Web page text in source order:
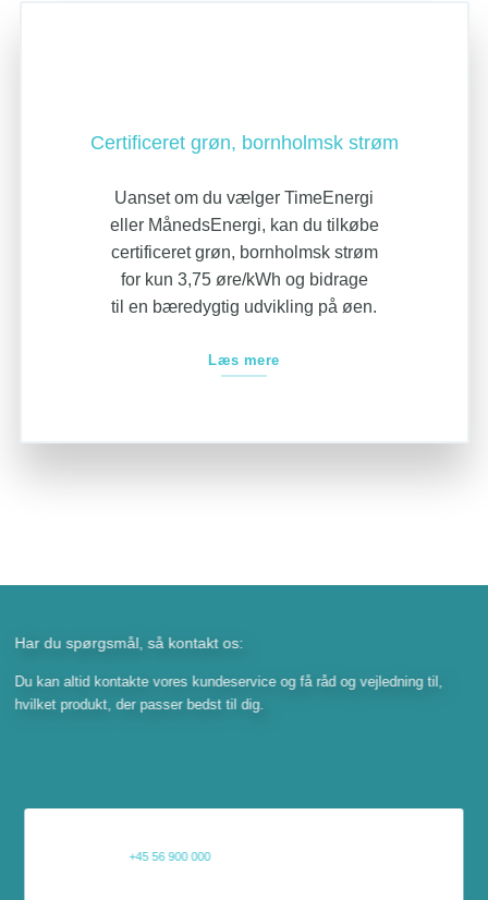
Certificeret grøn, bornholmsk strøm
Uanset om du vælger TimeEnergi
eller MånedsEnergi, kan du tilkøbe
certificeret grøn, bornholmsk strøm
for kun 3,75 øre/kWh og bidrage
til en bæredygtig udvikling på øen.
Læs mere
Har du spørgsmål, så kontakt os:
Du kan altid kontakte vores kundeservice og få råd og vejledning til,
hvilket produkt, der passer bedst til dig.
+45 56 900 000